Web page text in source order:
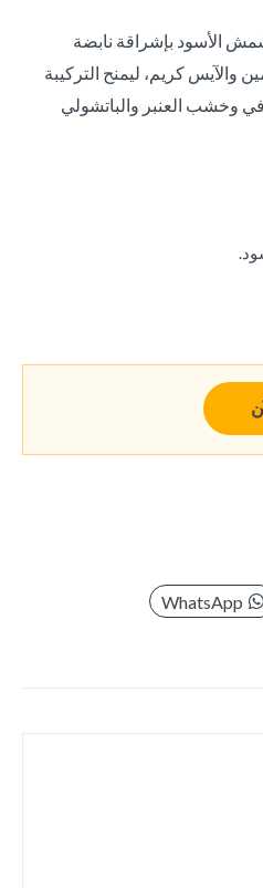
الأسود بإشراقة نابضة
والآيس كريم، ليمنح التركيبة
وخشب العنبر والباتشولي
WhatsApp